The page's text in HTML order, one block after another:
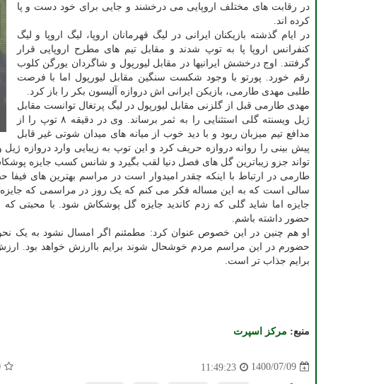
در رقابت های مختلف اروپایی می درخشند و جایی برای خود دست و پا
کرده اند.
در ایام گذشته بازیکنان ایرانی در لیگ قهرمانان اروپا، لیگ اروپا و لیگ
کنفرانس اروپا پا به توپ شدند و مقابل تیم های مطرح اروپایی قرار
گرفتند. اوج درخشش ایرانیها در مقابل لیورپول و شاگردان یورگن کلوب
رقم خورد. پورتو با وجود شکست سنگین مقابل لیورپول اما با فرصت
طلبی مهدی طارمی، بازیکن ایرانی اش دروازه آلیسون بکر را باز کرد.
مهدی طارمی قبل از گلزنی مقابل لیورپول در لیگ پرتغال توانست مقابل
ژیل ویسنته گلی استثنایی را به ثمر برساند. وی در دقیقه ۸ توپ را از
مدافع تیم میزبان ربود و با دید خوب از میانه های میدان شوتی غیر قابل
پیش بینی را روانه دروازه حریف کرد و این توپ به زیبایی وارد دروازه
تواند جزو زیباترین گل های فصل دنیا لقب بگیرد و شانس کسب جایزه
طارمی در ارتباط با اینکه چقدر امیدوار است در مراسم بهترین های
سالی است که به این مساله فکر می کنم که یک روز در مراسمی که جایزه
جایزه اما شاید گلی که زدم کاندید جایزه گل پوشکاش شود. با محبتی
حضور داشته باشم.
او هم چنین در این خصوص عنوان کرد: مطمئنم اگر امسال نشود به یک
حضورم در این مراسم مردم خوشحال شوند برایم باارزش خواهد بود.
برایم جذاب تر است.
منبع: مركز اسپرت
1400/07/09
11:49:23